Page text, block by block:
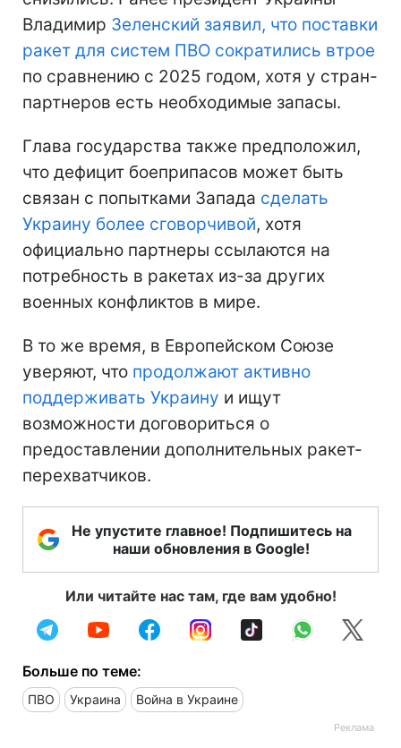
Владимир Зеленский заявил, что поставки
ракет для систем ПВО сократились втрое
по сравнению с 2025 годом, хотя у стран-
партнеров есть необходимые запасы.
Глава государства также предположил,
что дефицит боеприпасов может быть
связан с попытками Запада сделать
Украину более сговорчивой, хотя
официально партнеры ссылаются на
потребность в ракетах из-за других
военных конфликтов в мире.
В то же время, в Европейском Союзе
уверяют, что продолжают активно
поддерживать Украину и ищут
возможности договориться о
предоставлении дополнительных ракет-
перехватчиков.
Не упустите главное! Подпишитесь на
наши обновления в Google!
Или читайте нас там, где вам удобно!
Больше по теме:
ПВО Украина Война в Украине